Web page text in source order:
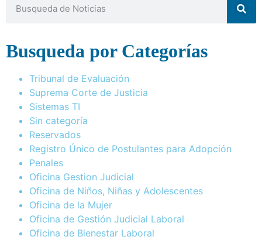
Busqueda por Categorías
Tribunal de Evaluación
Suprema Corte de Justicia
Sistemas TI
Sin categoría
Reservados
Registro Único de Postulantes para Adopción
Penales
Oficina Gestion Judicial
Oficina de Niños, Niñas y Adolescentes
Oficina de la Mujer
Oficina de Gestión Judicial Laboral
Oficina de Bienestar Laboral